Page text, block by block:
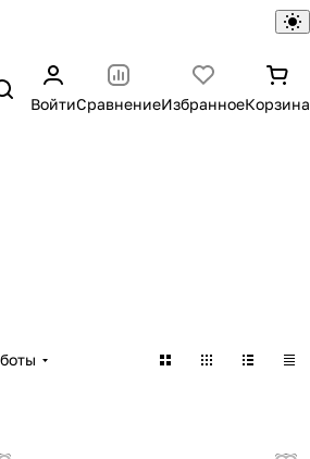
ВойтиСравнениеИзбранноеКорзина